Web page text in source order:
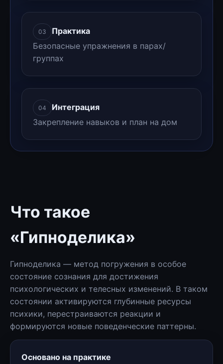
03
Практика
Безопасные упражнения в парах/
группах
04
Интеграция
Закрепление навыков и план на дом
Что такое
«Гипноделика»
Гипноделика — метод погружения в особое
состояние сознания для достижения
психологических и телесных изменений. В таком
состоянии активируются глубинные ресурсы
психики, перестраиваются реакции и
формируются новые поведенческие паттерны.
Основано на практике